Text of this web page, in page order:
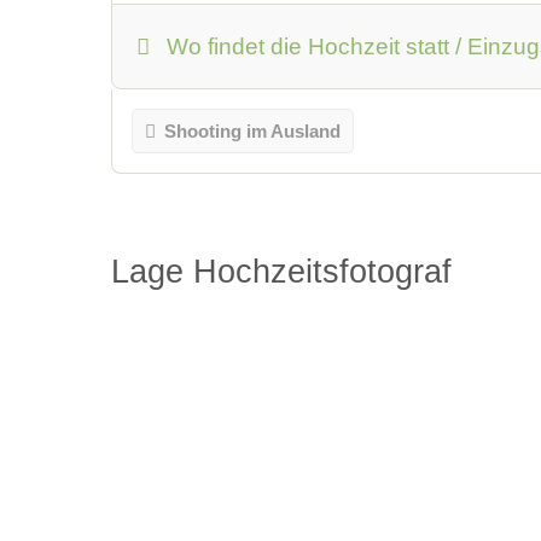
Wo findet die Hochzeit statt /
Shooting im Ausland
Lage Hochzeitsfotograf